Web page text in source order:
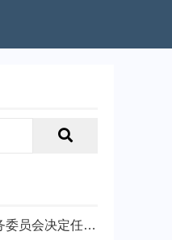
甘肃省人民代表大会常务委员会决定任免名单